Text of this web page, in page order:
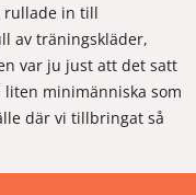
rullade in till
av träningskläder,
var ju just att det satt
minimänniska som
där vi tillbringat så